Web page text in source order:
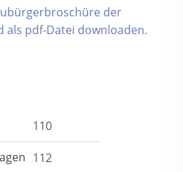
der
als pdf-Datei downloaden.
110
112